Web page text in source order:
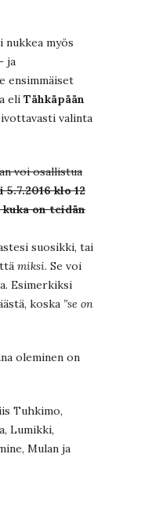
myös
ja
ensimmäiset
eli Tähkäpään
valinta
voi osallistua
5.7.2016 klo 12
kuka on teidän
suosikki, tai
miksi. Se voi
Esimerkiksi
koska ”se on
oleminen on
Tuhkimo,
Lumikki,
Mulan ja